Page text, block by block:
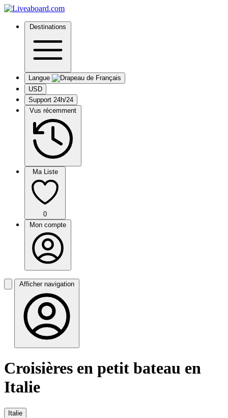
Destinations
Langue
USD
Support 24h/24
Vus récemment
Ma Liste
0
Mon compte
Afficher navigation
Croisières en petit bateau en
Italie
Italie